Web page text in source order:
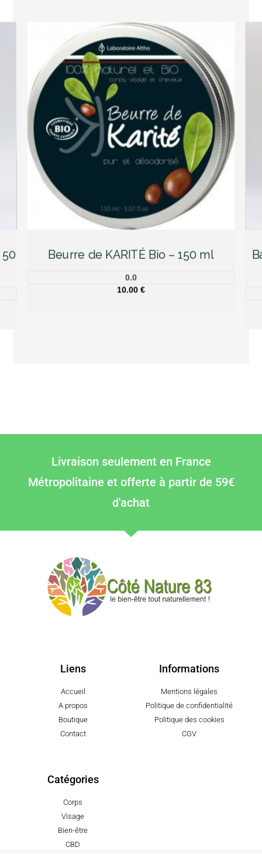
50 Beurre de KARITÉ Bio – 150 ml
0.0
10.00€
Livraison seulement en France
Métropolitaine et offerte à partir de 59€
d'achat
Liens
Accueil
A propos
Boutique
Contact
Informations
Mentions légales
Politique de confidentialité
Politique des cookies
CGV
Catégories
Corps
Visage
Bien-être
CBD